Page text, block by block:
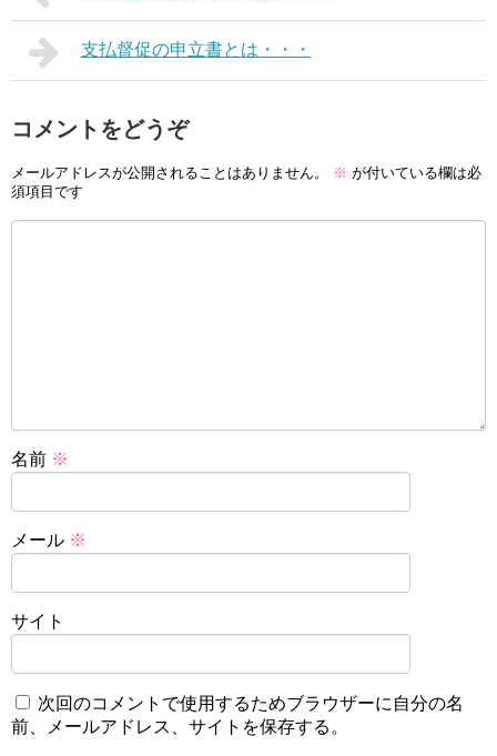
支払督促の申立書とは・・・
コメントをどうぞ
メールアドレスが公開されることはありません。 ※ が付いている欄は必
須項目です
名前 ※
メール ※
サイト
次回のコメントで使用するためブラウザーに自分の名
前、メールアドレス、サイトを保存する。